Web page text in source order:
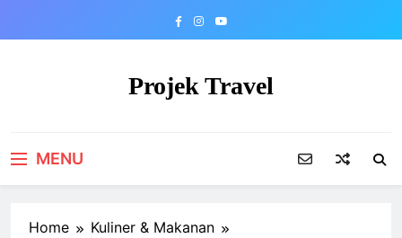
Projek Travel
MENU
Home
Kuliner & Makanan